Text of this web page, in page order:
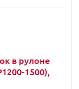
в рулоне
1500),